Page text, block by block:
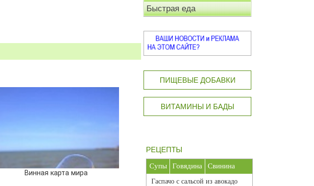
Винная карта мира
Быстрая еда
ПИЩЕВЫЕ ДОБАВКИ
ВИТАМИНЫ И БАДЫ
РЕЦЕПТЫ
Супы Говядина Свинина
Гаспачо с сальсой из авокадо